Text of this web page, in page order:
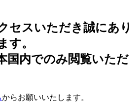
セスいただき誠にあり
す。
国内でのみ閲覧いただ
からお願いいたします。